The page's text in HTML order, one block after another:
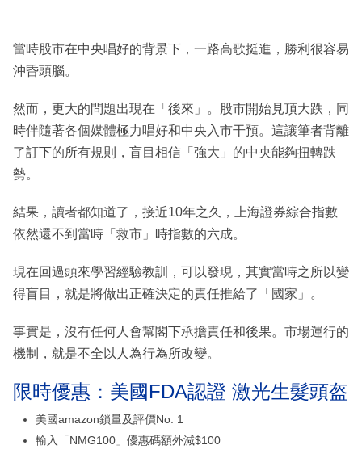
當時股市在中央唱好的背景下，一路高歌挺進，勝利很容易
沖昏頭腦。
然而，更大的問題出現在「後來」。股市開始見頂大跌，同
時伴隨著各個媒體極力唱好和中央入市干預。這讓筆者背離
了訂下的所有規則，盲目相信「強大」的中央能夠扭轉跌
勢。
結果，讀者都知道了，接近10年之久，上海證券綜合指數
依然還不到當時「救市」時指數的六成。
現在回過頭來學習經驗教訓，可以發現，其實當時之所以變
得盲目，就是將做出正確決定的責任推給了「國家」。
事實是，沒有任何人會幫閣下承擔責任和後果。市場運行的
機制，就是不全以人為行為所改變。
限時優惠：美國FDA認證 激光生髮頭盔
美國amazon鎖量及評價No. 1
輸入「NMG100」優惠碼額外減$100